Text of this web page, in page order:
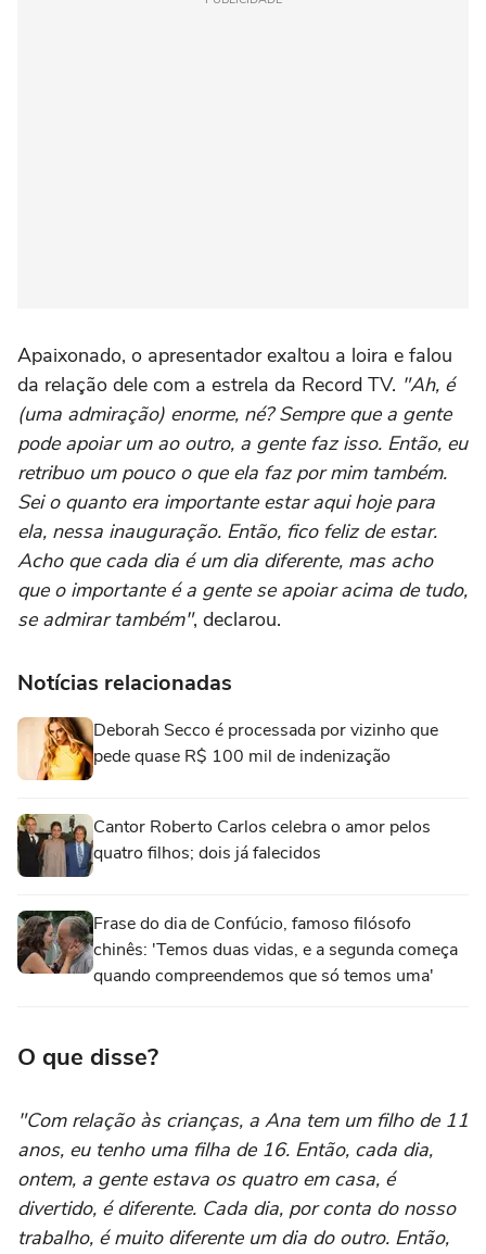
Apaixonado, o apresentador exaltou a loira e falou
da relação dele com a estrela da Record TV. "Ah, é
(uma admiração) enorme, né? Sempre que a gente
pode apoiar um ao outro, a gente faz isso. Então, eu
retribuo um pouco o que ela faz por mim também.
Sei o quanto era importante estar aqui hoje para
ela, nessa inauguração. Então, fico feliz de estar.
Acho que cada dia é um dia diferente, mas acho
que o importante é a gente se apoiar acima de tudo,
se admirar também", declarou.
Notícias relacionadas
Deborah Secco é processada por vizinho que
pede quase R$ 100 mil de indenização
Cantor Roberto Carlos celebra o amor pelos
quatro filhos; dois já falecidos
Frase do dia de Confúcio, famoso filósofo
chinês: 'Temos duas vidas, e a segunda começa
quando compreendemos que só temos uma'
O que disse?
"Com relação às crianças, a Ana tem um filho de 11
anos, eu tenho uma filha de 16. Então, cada dia,
ontem, a gente estava os quatro em casa, é
divertido, é diferente. Cada dia, por conta do nosso
trabalho, é muito diferente um dia do outro. Então,